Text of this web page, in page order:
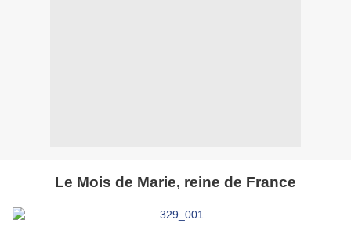
Le Mois de Marie, reine de France